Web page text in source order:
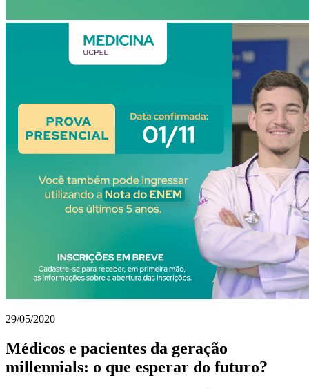
29/05/2020
Médicos e pacientes da geração
millennials: o que esperar do futuro?